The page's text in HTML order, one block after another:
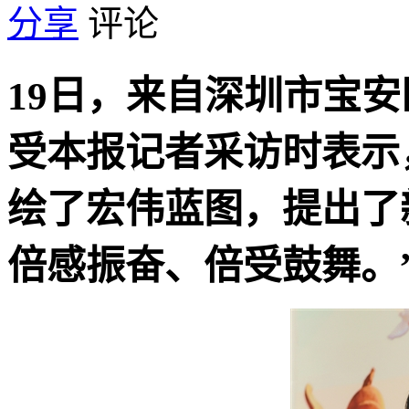
分享 评论
19日，来自深圳市宝
受本报记者采访时表
绘了宏伟蓝图，提出
倍感振奋、倍受鼓舞。